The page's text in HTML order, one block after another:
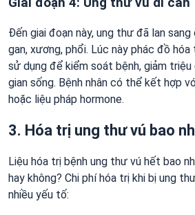
Đến giai đoạn này, ung thư đã lan
gan, xương, phổi. Lúc này phác đồ
sử dụng để kiểm soát bệnh, giảm
gian sống. Bệnh nhân có thể kết hợp
hoặc liệu pháp hormone.
3. Hóa trị ung thư vú bao
Liệu hóa trị bệnh ung thư vú hết bao
hay không? Chi phí hóa trị khi bị ung
nhiều yếu tố: